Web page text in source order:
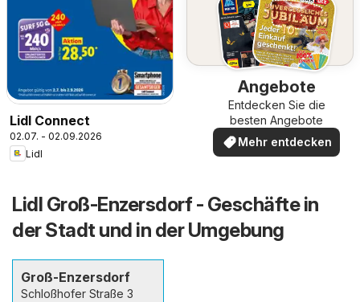
Lidl Connect
02.07. - 02.09.2026
Lidl
Angebote
Entdecken Sie die
besten Angebote
Mehr entdecken
Lidl Groß-Enzersdorf - Geschäfte in
der Stadt und in der Umgebung
Groß-Enzersdorf
Schloßhofer Straße 3